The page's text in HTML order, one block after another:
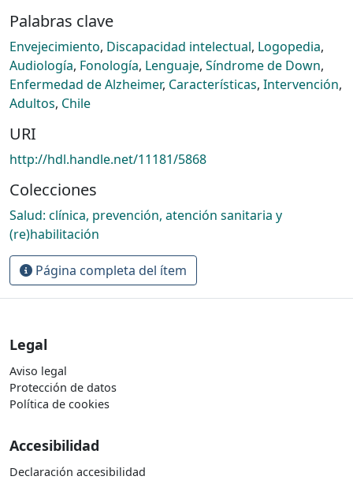
Palabras clave
Envejecimiento, Discapacidad intelectual, Logopedia,
Audiología, Fonología, Lenguaje, Síndrome de Down,
Enfermedad de Alzheimer, Características, Intervención,
Adultos, Chile
URI
http://hdl.handle.net/11181/5868
Colecciones
Salud: clínica, prevención, atención sanitaria y
(re)habilitación
Página completa del ítem
Legal
Aviso legal
Protección de datos
Política de cookies
Accesibilidad
Declaración accesibilidad